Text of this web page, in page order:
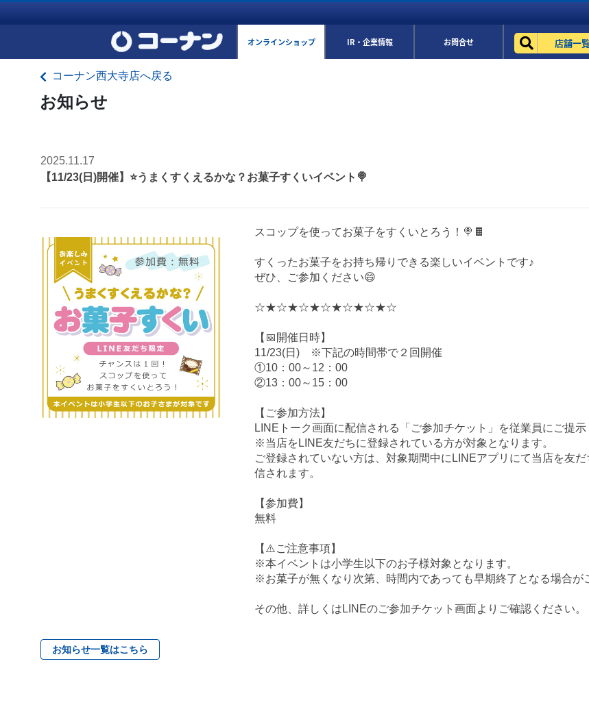
オンラインショップ IR・企業情報 お問合せ 店舗一
コーナン西大寺店へ戻る
お知らせ
2025.11.17
【11/23(日)開催】⭐️うまくすくえるかな？お菓子すくいイベント🍭
スコップを使ってお菓子をすくいとろう！🍭🍫
すくったお菓子をお持ち帰りできる楽しいイベントです♪
ぜひ、ご参加ください😄
☆★☆★☆★☆★☆★☆★☆
【📅開催日時】
11/23(日) ※下記の時間帯で２回開催
①10：00～12：00
②13：00～15：00
【ご参加方法】
LINEトーク画面に配信される「ご参加チケット」を従業員にご提示
※当店をLINE友だちに登録されている方が対象となります。
ご登録されていない方は、対象期間中にLINEアプリにて当店を友
信されます。
【参加費】
無料
【⚠️ご注意事項】
※本イベントは小学生以下のお子様対象となります。
※お菓子が無くなり次第、時間内であっても早期終了となる場合が
その他、詳しくはLINEのご参加チケット画面よりご確認ください。
お知らせ一覧はこちら